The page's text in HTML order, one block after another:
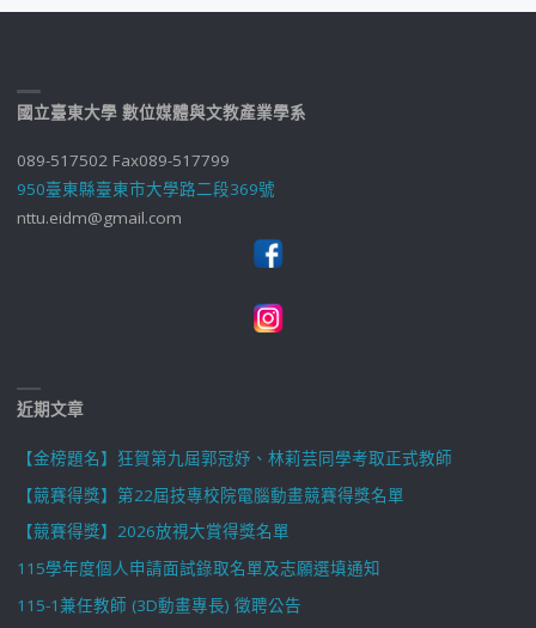
國立臺東大學 數位媒體與文教產業學系
089-517502 Fax089-517799
950臺東縣臺東市大學路二段369號
nttu.eidm@gmail.com
近期文章
【金榜題名】狂賀第九屆郭冠妤、林莉芸同學考取正式教師
【競賽得獎】第22屆技專校院電腦動畫競賽得獎名單
【競賽得獎】2026放視大賞得獎名單
115學年度個人申請面試錄取名單及志願選填通知
115-1兼任教師 (3D動畫專長) 徵聘公告